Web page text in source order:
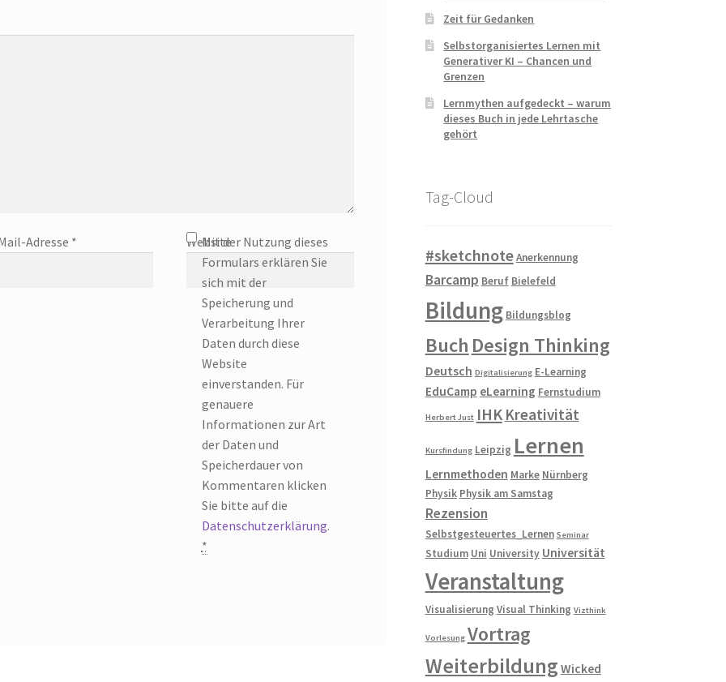
Adresse * Website
Mit der Nutzung dieses
Formulars erklären Sie
sich mit der
Speicherung und
Verarbeitung Ihrer
Daten durch diese
Website
einverstanden. Für
genauere
Informationen zur Art
der Daten und
Speicherdauer von
Kommentaren klicken
Sie bitte auf die
Datenschutzerklärung.
*
Zeit für Gedanken
Selbstorganisiertes Lernen mit
Generativer KI – Chancen und
Grenzen
Lernmythen aufgedeckt – warum
dieses Buch in jede Lehrtasche
gehört
Tag-Cloud
#sketchnoteAnerkennung
Barcamp Beruf Bielefeld
Bildung Bildungsblog
Buch Design Thinking
Deutsch Digitalisierung E-Learning
EduCamp eLearning Fernstudium
Herbert Just IHK Kreativität
Kursfindung Leipzig Lernen
Lernmethoden Marke Nürnberg
Physik Physik am Samstag
Rezension
Selbstgesteuertes_Lernen Seminar
Studium Uni University Universität
Veranstaltung
Visualisierung Visual Thinking Vizthink
Vorlesung Vortrag
Weiterbildung Wicked